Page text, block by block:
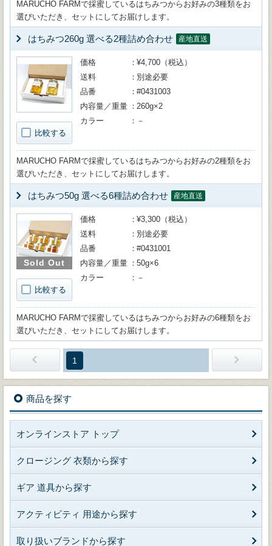
MARUCHO FARMで採蜜しているはちみつからお好みの3種類をお
選びいただき、セットにしてお届けします。
はちみつ260g 選べる2種詰め合わせ 産地直送
比較する
価格
¥4,700（税込）
送料
別途必要
品番
#0431003
内容量／重量
260g×2
カラー
－
MARUCHO FARMで採蜜しているはちみつからお好みの2種類をお
選びいただき、セットにしてお届けします。
はちみつ50g 選べる6種詰め合わせ 産地直送
Sold Out
比較する
価格
¥3,300（税込）
送料
別途必要
品番
#0431001
内容量／重量
50g×6
カラー
－
MARUCHO FARMで採蜜しているはちみつからお好みの6種類をお
選びいただき、セットにしてお届けします。
1
商品を探す
オンラインストア トップ
クロージング 衣類から探す
ギア 道具から探す
アクティビティ 用途から探す
取り扱いブランドから探す